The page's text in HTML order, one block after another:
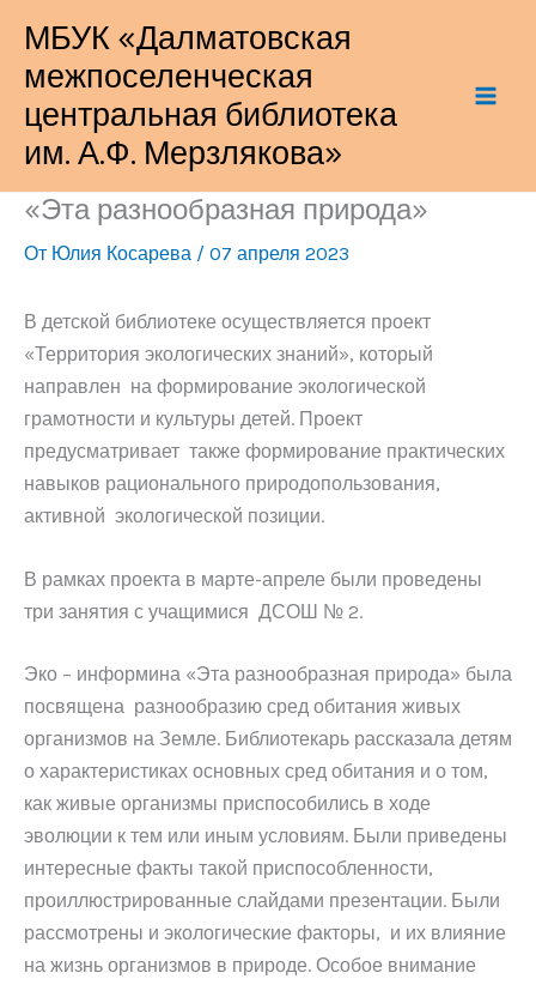
содержимому
МБУК «Далматовская
межпоселенческая
центральная библиотека
им. А.Ф. Мерзлякова»
«Эта разнообразная природа»
От Юлия Косарева / 07 апреля 2023
В детской библиотеке осуществляется проект
«Территория экологических знаний», который
направлен на формирование экологической
грамотности и культуры детей. Проект
предусматривает также формирование практических
навыков рационального природопользования,
активной экологической позиции.
В рамках проекта в марте-апреле были проведены
три занятия с учащимися ДСОШ № 2.
Эко – информина «Эта разнообразная природа» была
посвящена разнообразию сред обитания живых
организмов на Земле. Библиотекарь рассказала детям
о характеристиках основных сред обитания и о том,
как живые организмы приспособились в ходе
эволюции к тем или иным условиям. Были приведены
интересные факты такой приспособленности,
проиллюстрированные слайдами презентации. Были
рассмотрены и экологические факторы, и их влияние
на жизнь организмов в природе. Особое внимание